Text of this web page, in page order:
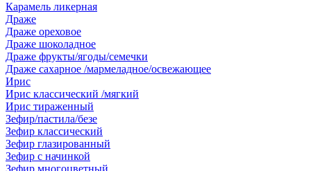
Карамель ликерная
Драже
Драже ореховое
Драже шоколадное
Драже фрукты/ягоды/семечки
Драже сахарное /мармеладное/освежающее
Ирис
Ирис классический /мягкий
Ирис тираженный
Зефир/пастила/безе
Зефир классический
Зефир глазированный
Зефир с начинкой
Зефир многоцветный